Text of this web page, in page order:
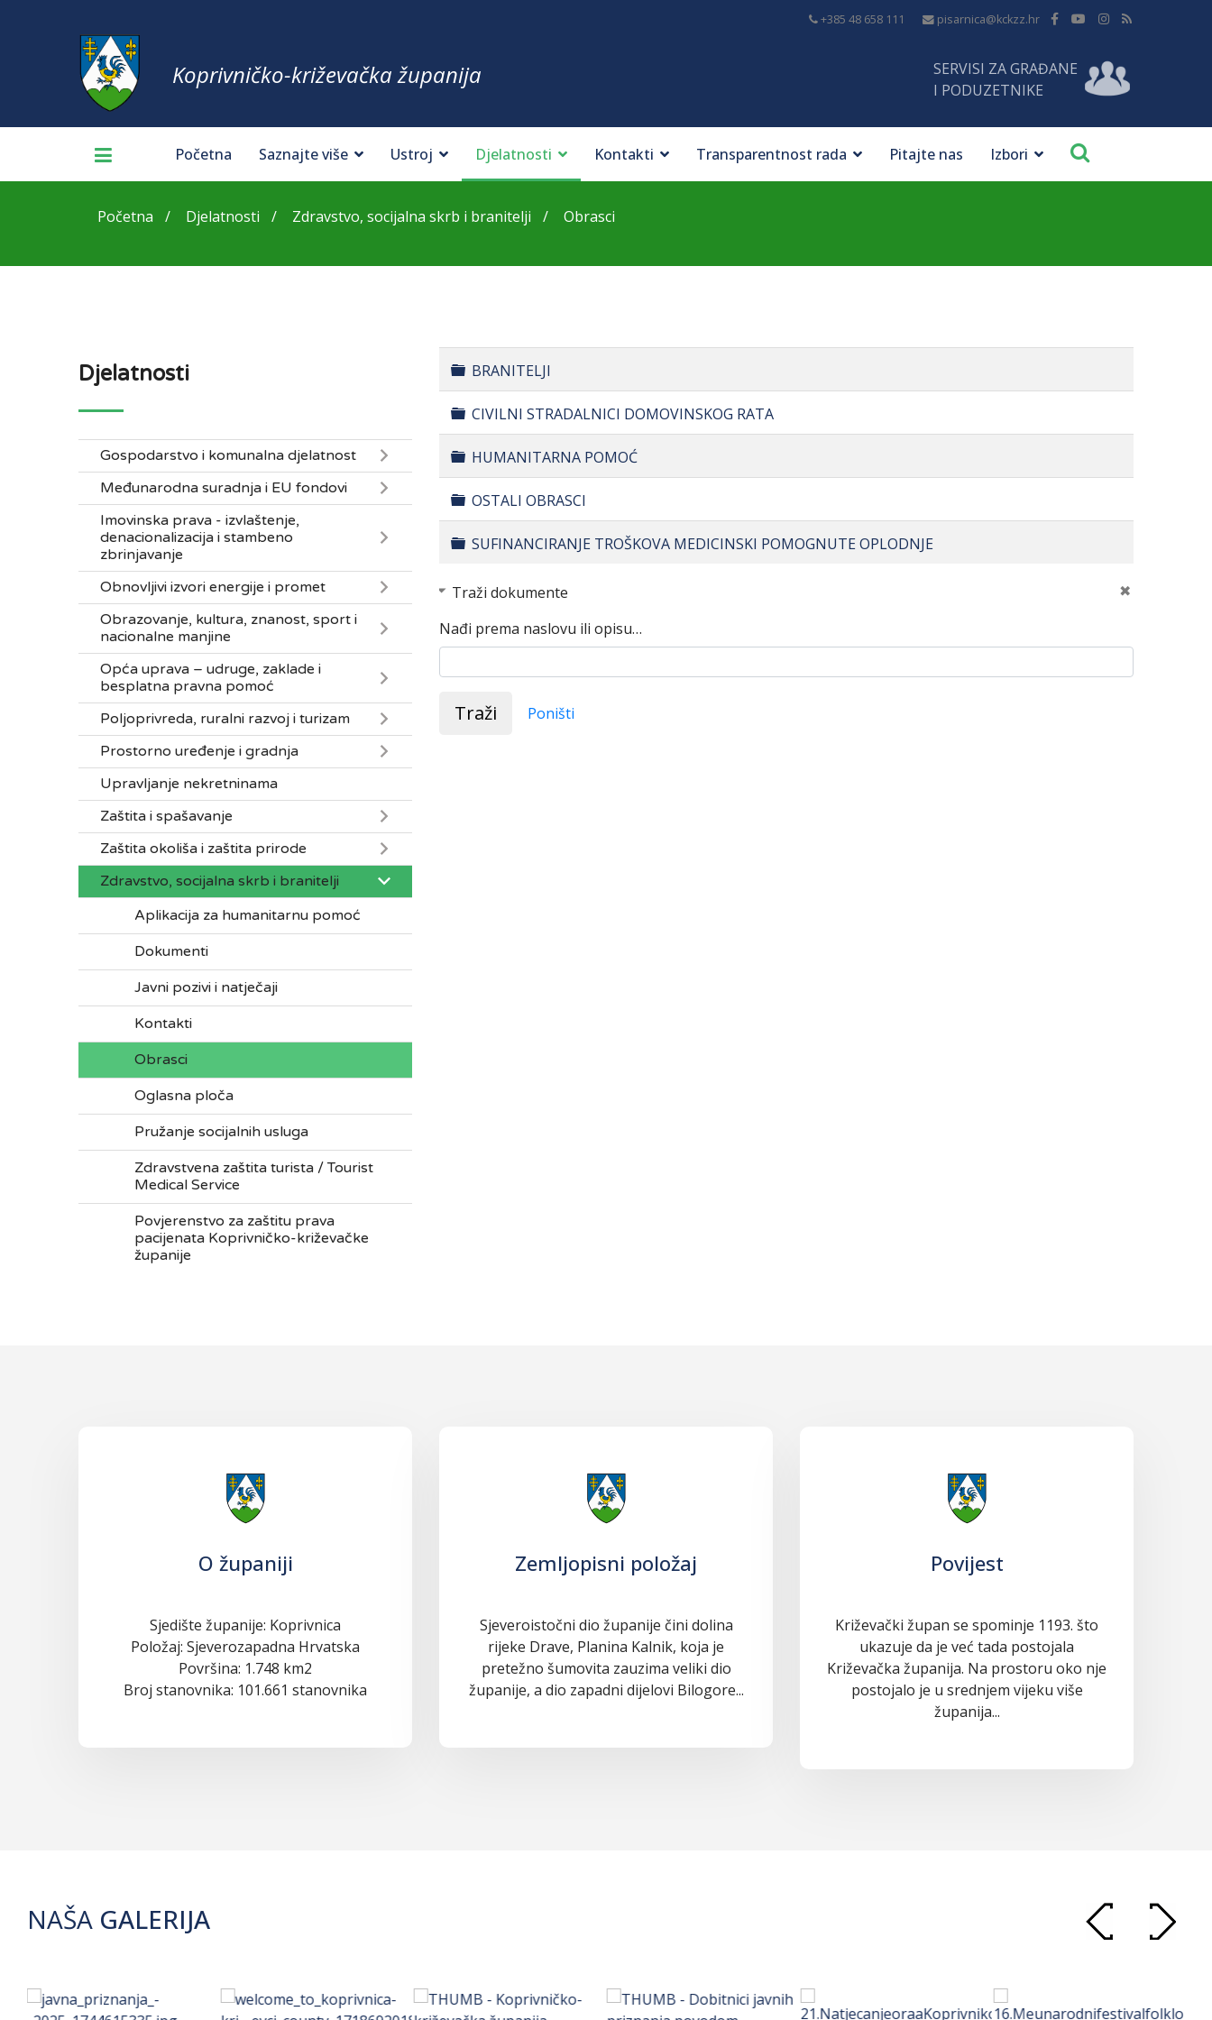
+385 48 658 111 pisarnica@kckzz.hr
Koprivničko-križevačka županija
SERVISI ZA GRAĐANE
I PODUZETNIKE
Početna Saznajte više Ustroj Djelatnosti Kontakti Transparentnost rada Pitajte nas Izbori
Početna Djelatnosti Zdravstvo, socijalna skrb i branitelji Obrasci
Djelatnosti
Gospodarstvo i komunalna djelatnost
Međunarodna suradnja i EU fondovi
Imovinska prava - izvlaštenje,
denacionalizacija i stambeno
zbrinjavanje
Obnovljivi izvori energije i promet
Obrazovanje, kultura, znanost, sport i
nacionalne manjine
Opća uprava – udruge, zaklade i
besplatna pravna pomoć
Poljoprivreda, ruralni razvoj i turizam
Prostorno uređenje i gradnja
Upravljanje nekretninama
Zaštita i spašavanje
Zaštita okoliša i zaštita prirode
Zdravstvo, socijalna skrb i branitelji
Aplikacija za humanitarnu pomoć
Dokumenti
Javni pozivi i natječaji
Kontakti
Obrasci
Oglasna ploča
Pružanje socijalnih usluga
Zdravstvena zaštita turista / Tourist
Medical Service
Povjerenstvo za zaštitu prava
pacijenata Koprivničko-križevačke
županije
Folder
BRANITELJI
Folder
CIVILNI STRADALNICI DOMOVINSKOG RATA
Folder
HUMANITARNA POMOĆ
Folder
OSTALI OBRASCI
Folder
SUFINANCIRANJE TROŠKOVA MEDICINSKI POMOGNUTE OPLODNJE
Traži dokumente
Nađi prema naslovu ili opisu…
Traži Poništi
O županiji
Sjedište županije: Koprivnica
Položaj: Sjeverozapadna Hrvatska
Površina: 1.748 km2
Broj stanovnika: 101.661 stanovnika
Zemljopisni položaj
Sjeveroistočni dio županije čini dolina
rijeke Drave, Planina Kalnik, koja je
pretežno šumovita zauzima veliki dio
županije, a dio zapadni dijelovi Bilogore...
Povijest
Križevački župan se spominje 1193. što
ukazuje da je već tada postojala
Križevačka županija. Na prostoru oko nje
postojalo je u srednjem vijeku više
županija...
NAŠA GALERIJA